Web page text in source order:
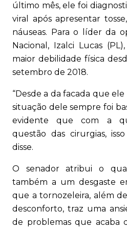
último mês, ele foi
viral após apresentar
náuseas. Para o líder da
Nacional, Izalci Lucas
maior debilidade física
setembro de 2018.
“Desde a da facada que
situação dele sempre foi
evidente que com a
questão das cirurgias,
disse.
O senador atribui o
também a um desgaste
que a tornozeleira, além
desconforto, traz uma
de problemas que acaba